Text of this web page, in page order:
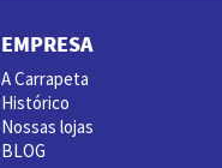
EMPRESA
A Carrapeta
Histórico
Nossas lojas
BLOG